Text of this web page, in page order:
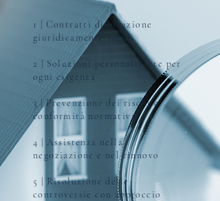
1 | Contratti di locazione
giuridicamente solidi
2 | Soluzioni personalizzate per
ogni esigenza
3 | Prevenzione dei rischi e
conformità normativa
4 | Assistenza nella
negoziazione e nel rinnovo
5 | Risoluzione delle
controversie con approccio